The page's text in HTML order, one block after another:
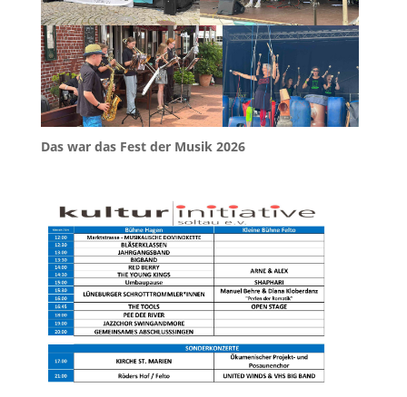
Das war das Fest der Musik 2026